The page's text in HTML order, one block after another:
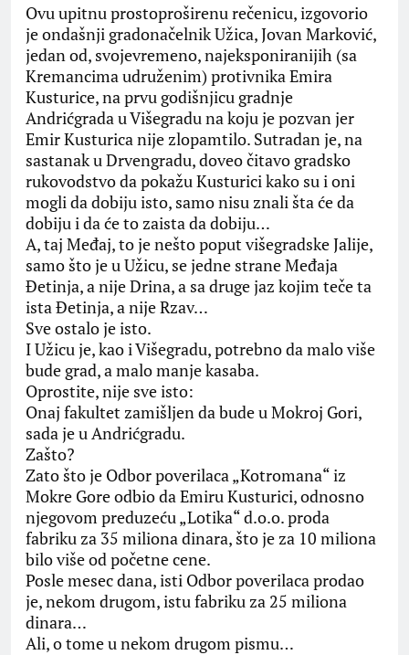
Ovu upitnu prostoproširenu rečenicu, izgovorio
je ondašnji gradonačelnik Užica, Jovan Marković,
jedan od, svojevremeno, najeksponiranijih (sa
Kremancima udruženim) protivnika Emira
Kusturice, na prvu godišnjicu gradnje
Andrićgrada u Višegradu na koju je pozvan jer
Emir Kusturica nije zlopamtilo. Sutradan je, na
sastanak u Drvengradu, doveo čitavo gradsko
rukovodstvo da pokažu Kusturici kako su i oni
mogli da dobiju isto, samo nisu znali šta će da
dobiju i da će to zaista da dobiju…
A, taj Međaj, to je nešto poput višegradske Jalije,
samo što je u Užicu, se jedne strane Međaja
Đetinja, a nije Drina, a sa druge jaz kojim teče ta
ista Đetinja, a nije Rzav…
Sve ostalo je isto.
I Užicu je, kao i Višegradu, potrebno da malo više
bude grad, a malo manje kasaba.
Oprostite, nije sve isto:
Onaj fakultet zamišljen da bude u Mokroj Gori,
sada je u Andrićgradu.
Zašto?
Zato što je Odbor poverilaca „Kotromana“ iz
Mokre Gore odbio da Emiru Kusturici, odnosno
njegovom preduzeću „Lotika“ d.o.o. proda
fabriku za 35 miliona dinara, što je za 10 miliona
bilo više od početne cene.
Posle mesec dana, isti Odbor poverilaca prodao
je, nekom drugom, istu fabriku za 25 miliona
dinara…
Ali, o tome u nekom drugom pismu…